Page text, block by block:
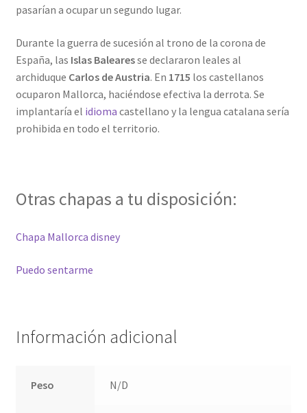
pasarían a ocupar un segundo lugar.
Durante la guerra de sucesión al trono de la corona de
España, las Islas Balearesse declararon leales al
archiduque Carlos de Austria. En 1715 los castellanos
ocuparon Mallorca, haciéndose efectiva la derrota. Se
implantaría el idioma castellano y la lengua catalana sería
prohibida en todo el territorio.
Otras chapas a tu disposición:
Chapa Mallorca disney
Puedo sentarme
Información adicional
Peso N/D